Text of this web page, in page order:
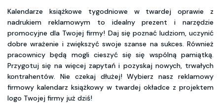
Kalendarze książkowe tygodniowe w twardej oprawie z
nadrukiem reklamowym to idealny prezent i narzędzie
promocyjne dla Twojej firmy! Daj się poznać ludziom, uczynić
dobre wrażenie i zwiększyć swoje szanse na sukces. Również
pracownicy będą mogli cieszyć się się wspólną pamiątką.
Przygotuj się na więcej zapytań i pozyskaj nowych, trwałych
kontrahentów. Nie czekaj dłużej! Wybierz nasz reklamowy
firmowy kalendarz książkowy w twardej okładce z projektem
logo Twojej firmy już dziś!